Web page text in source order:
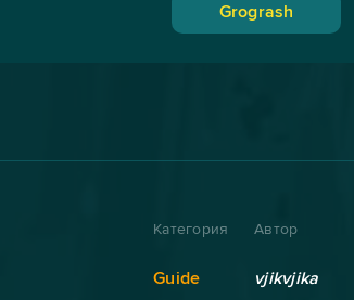
Grogrash
Категория Автор
Guide vjikvjika